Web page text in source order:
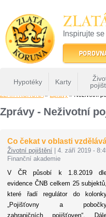
Inspirujte
22 let
Hypotéky Karty
ZLATÁ KORUNA» Zprávy » Neživotní
Zprávy - Neživotní
Co čekat v oblasti
Životní pojištění 4. září 2019 -
Finanční akademie
V ČR působí k 1.8.2019
evidence ČNB celkem 25 subjektů,
které řadí regulátor do
„Pojišťovny a
zahraničních pojišťoven“.